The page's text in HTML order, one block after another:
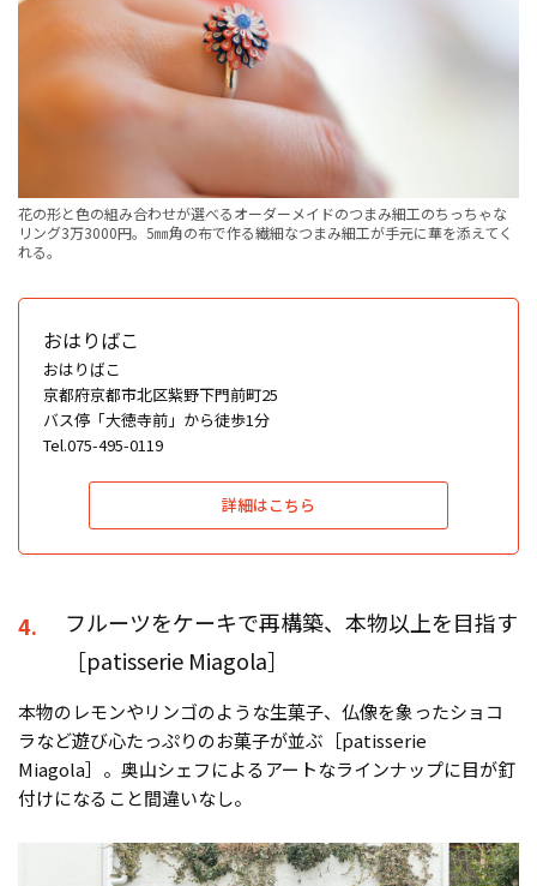
花の形と色の組み合わせが選べるオーダーメイドのつまみ細工のちっちゃな
リング3万3000円。5㎜角の布で作る繊細なつまみ細工が手元に華を添えてく
れる。
おはりばこ
おはりばこ
京都府京都市北区紫野下門前町25
バス停「大徳寺前」から徒歩1分
Tel.075-495-0119
詳細はこちら
4.
フルーツをケーキで再構築、本物以上を目指す
［patisserie Miagola］
本物のレモンやリンゴのような生菓子、仏像を象ったショコ
ラなど遊び心たっぷりのお菓子が並ぶ［patisserie
Miagola］。奥山シェフによるアートなラインナップに目が釘
付けになること間違いなし。